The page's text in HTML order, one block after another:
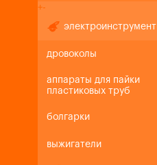
+-
электроинструмент
дровоколы
аппараты для пайки
пластиковых труб
болгарки
выжигатели